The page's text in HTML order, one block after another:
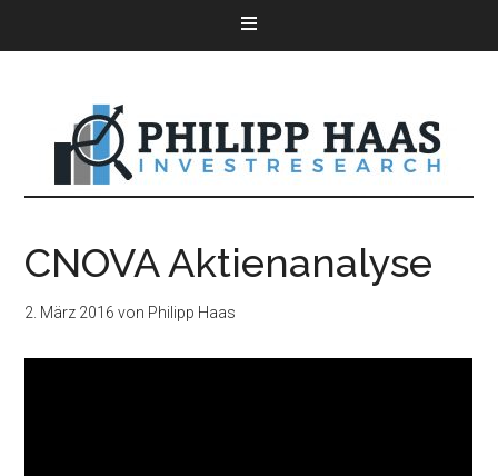
CNOVA Aktienanalyse
2. März 2016 von Philipp Haas